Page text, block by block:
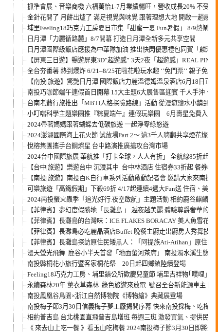
抓準會展、音樂商機 六福萬怡1-7月業績暢旺，營收成長20% 不受
金針花開了 月餅出爐了 滿足視覺與味覺 跟著理想大地 開啟一趟感
埔里Feeling18巧克力工房夏日市集「甜蜜一夏 Fun暑假」 8/9熱鬧登
日月潭「力麗循路麓」8/7開幕 打造日月潭全新多元共享空間
日月潭國際級飯店應援為中華隊加油 推出快閃優惠禮包同賀「麟
【屏東三日遊】暢遊屏東3D”超遊感” 3天2夜「超遊感」REAL
全台夯番薯 熱到爆炸 6/21–8/25花啦花啦玩水趣 ‘’免門票’’ 親子免
【南投|旅遊】驚艷日月潭 國際飯店力麗溫德姆溫泉酒店6月18日正
南投巧咖節端午連假首日開幕 15大主題6大展售區迎賓 千人手沖、
台南老爺行旅推出「MBTI人格探險路線」活動 從漫遊鹽水小鎮到
小叮噹科學主題樂園推『粽夏端午』連假玩樂園 6月壽星免費入園
2024帶著媽媽跟著蝴蝶去低碳旅遊 一起淨零綠悠遊
2024澎湖國際海上花火節 試放場Part 2～ 逾3千人嗨翻共享煙花燦爛
悅榕集團攜手台鋼燦星 台中路演推廣搶攻台灣市場
2024台中國際旅展 華航推「打卡全球，人人有折」 全航線85折起，
【台中|旅遊】樂遊台中 沉浸其中 台中林酒店 住宿券33折起 餐券88
【南投|旅遊】南投百K自行車系列活動啟動記者會 邀請大家來南投
可樂旅遊「高鐵假期」下殺69折 4/17起連續4週大Fun送 住宿、美
2024南投螢火蟲季「追光好行.夜空啟航」主題活動 相約鹿谷麒麟潭
【菲律賓】夢幻度假勝地「長灘島 」 越夜越美麗 體驗尊爵奢華的高
【菲律賓】長灘島的台灣味：ICE FLAKES BORACAY 美人魚雪花冰
【菲律賓】長灘島必吃麗晶酒店Buffet 晚餐主廚走出廚房大秀舞技
【菲律賓】長灘島探訪原住民矮黑人：「阿提族Ati-Atihan」原住民
漫天螢光飛舞 鹿谷小半天首發「地面螢河茶席」 南投濁水溪生態藝
南投縣桐花小旅行暨客家桐花祭 20日起四鄉鎮陸續登場
Feeling18巧克力工房、埔里鎮公所歡慶兒童節 埔里吉祥物｢噗哩｣與
永續森林20年 薰衣草森林 綠色旅遊來放電 號召全台新能源車主 開
南投鳳凰谷鳥園×浙江自然博物院《博物繪》典藏展登場
南投梅子節3月30日信義梅子夢工廠揭開序幕 快來南投採梅、吃梅
相約普吉島 台北桃園直飛普吉島增班 每週三班 激發買氣、提供民眾
《 來去山上吃一餐 》看玉山吃梅餐 2024南投梅子節3月30日即將登